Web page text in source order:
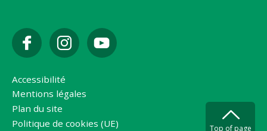
Accessibilité
Mentions légales
Plan du site
Politique de cookies (UE)
Top of page